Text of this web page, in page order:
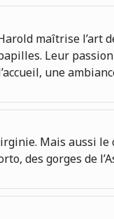
maîtrise l’art
Leur
une
Mais aussi
des gorges de